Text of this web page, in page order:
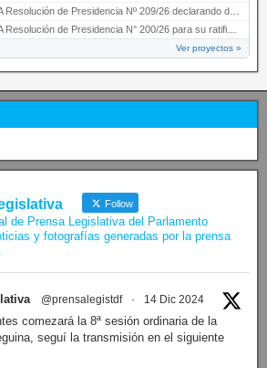
de Presidencia Nº 209/26 declarando de interés provincial la presen…
de Presidencia N° 200/26 para su ratificación.
Ver proyectos »
Follow
de Prensa Legislativa del Parlamento
y fotografías generadas por la prensa
@prensalegistdf · 14 Dic 2024
comezará la 8ª sesión ordinaria de la
seguí la transmisión en el siguiente